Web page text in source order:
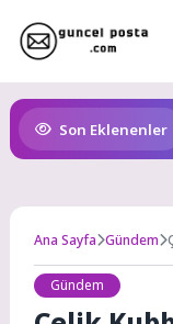
content
Son Eklenenler
Ana Sayfa Gündem
Gündem